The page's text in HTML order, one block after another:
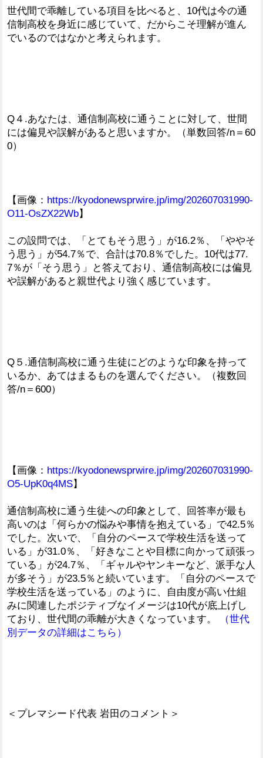
世代間で乖離している項目を比べると、10代は今の通
信制高校を身近に感じていて、だからこそ理解が進ん
でいるのではなかと考えられます。
Q４.あなたは、通信制高校に通うことに対して、世間
には偏見や誤解があると思いますか。（単数回答/n＝60
0）
【画像： https://kyodonewsprwire.jp/img/202607031990-
O11-OsZX22Wb】
この設問では、「とてもそう思う」が16.2％、「ややそ
う思う」が54.7％で、合計は70.8％でした。10代は77.
7％が「そう思う」と答えており、通信制高校には偏見
や誤解があると親世代より強く感じています。
Q５.通信制高校に通う生徒にどのような印象を持って
いるか、あてはまるものを選んでください。（複数回
答/n＝600）
【画像： https://kyodonewsprwire.jp/img/202607031990-
O5-UpK0q4MS】
通信制高校に通う生徒への印象として、回答率が最も
高いのは「何らかの悩みや事情を抱えている」で42.5％
でした。次いで、「自分のペースで学校生活を送って
いる」が31.0％、「好きなことや目標に向かって頑張っ
ている」が24.7％、「ギャルやヤンキーなど、派手な人
が多そう」が23.5％と続いています。「自分のペースで
学校生活を送っている」のように、自由度が高い仕組
みに関連したポジティブなイメージは10代が底上げし
ており、世代間の乖離が大きくなっています。
（世代
別データの詳細はこちら）
＜プレマシード代表 岩田のコメント＞